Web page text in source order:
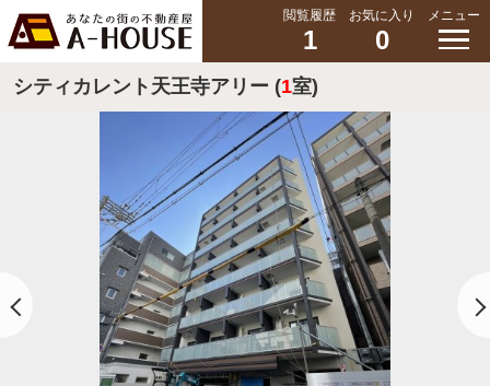
閲覧履歴
1
お気に入り
0
メニュー
シティカレント天王寺アリー (1室)